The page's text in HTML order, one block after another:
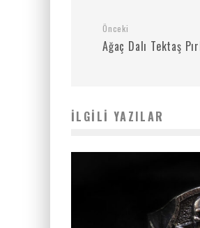
Önceki
Ağaç Dalı Tektaş
İLGILI YAZILAR